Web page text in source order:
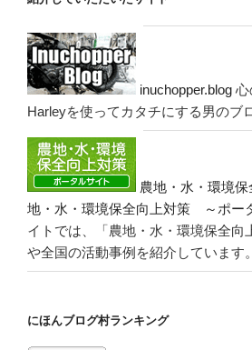
inuchopper.blog 心
Harleyを使ってカタチにする男のブ
農地・水・環境
地・水・環境保全向上対策 ～ポー
イトでは、「農地・水・環境保全向
や全国の活動事例を紹介しています。
にほんブログ村ランキング